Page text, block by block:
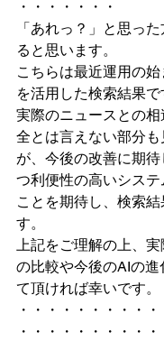
・・・・・・・
「あれっ？」と思っ
ると思います。
こちらは最近運用の
を活用した検索結果で
実際のニュースとの
全とは言えない部分
が、今後の改善に期
つ利便性の高いシス
ことを期待し、検索結
す。
上記をご理解の上、実
の比較や今後のAIの
て頂ければ幸いです。
・・・・・・・・・
・・・・・・・・・